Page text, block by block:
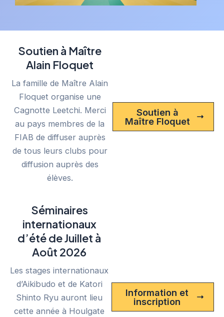
Soutien à Maître
Alain Floquet
La famille de Maître Alain
Floquet organise une
Cagnotte Leetchi. Merci
au pays membres de la
FIAB de diffuser auprès
de tous leurs clubs pour
diffusion auprès des
élèves.
Soutien à
Maître Floquet
Séminaires
internationaux
d’été de Juillet à
Août 2026
Les stages internationaux
d’Aikibudo et de Katori
Shinto Ryu auront lieu
cette année à Houlgate
Information et
inscription